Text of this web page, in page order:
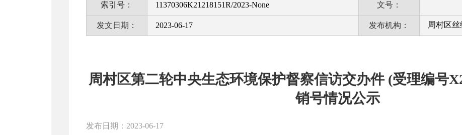
索引号： 11370306K21218151R/2023-None 文号：
发文日期： 2023-06-17 发布机构： 周村区
周村区第二轮中央生态环境保护督察信访交办件 (受理编号
销号情况公示
发布日期：2023-06-17